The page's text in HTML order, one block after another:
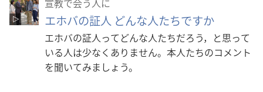
エホバの証人 どんな人たちですか
エホバの証人ってどんな人たちだろう，と思って
いる人は少なくありません。本人たちのコメント
を聞いてみましょう。